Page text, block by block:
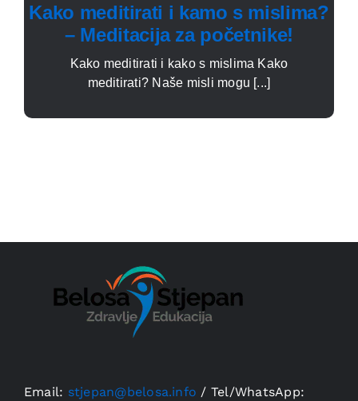
Kako meditirati i kamo s mislima?
– Meditacija za početnike!
Kako meditirati i kako s mislima Kako
meditirati? Naše misli mogu [...]
Email: stjepan@belosa.info / Tel/WhatsApp: